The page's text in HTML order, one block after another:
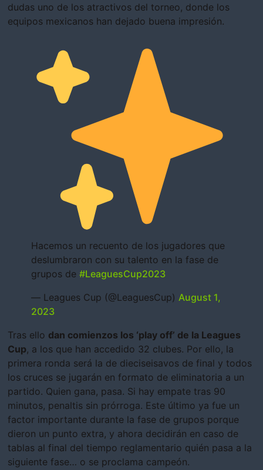
dudas uno de los atractivos del torneo, donde los
equipos mexicanos han dejado buena impresión.
Hacemos un recuento de los jugadores que
deslumbraron con su talento en la fase de
grupos de #LeaguesCup2023
— Leagues Cup (@LeaguesCup) August 1,
2023
Tras ello dan comienzos los ‘play off’ de la Leagues
Cup, a los que han accedido 32 clubes. Por ello, la
primera ronda será la de dieciseisavos de final y todos
los cruces se jugarán en formato de eliminatoria a un
partido. Quien gana, pasa. Si hay empate tras 90
minutos, penaltis sin prórroga. Este último ya fue un
factor importante durante la fase de grupos porque
dieron un punto extra, y ahora decidirán en caso de
tablas al final del tiempo reglamentario quién pasa a la
siguiente fase… o se proclama campeón.